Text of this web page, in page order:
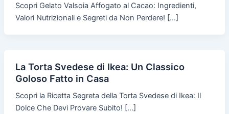
Scopri Gelato Valsoia Affogato al Cacao: Ingredienti,
Valori Nutrizionali e Segreti da Non Perdere! […]
La Torta Svedese di Ikea: Un Classico
Goloso Fatto in Casa
Scopri la Ricetta Segreta della Torta Svedese di Ikea: Il
Dolce Che Devi Provare Subito! […]